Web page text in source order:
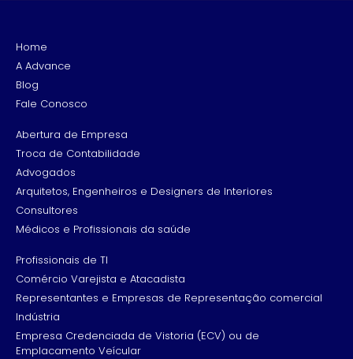
Home
A Advance
Blog
Fale Conosco
Abertura de Empresa
Troca de Contabilidade
Advogados
Arquitetos, Engenheiros e Designers de Interiores
Consultores
Médicos e Profissionais da saúde
Profissionais de TI
Comércio Varejista e Atacadista
Representantes e Empresas de Representação comercial
Indústria
Empresa Credenciada de Vistoria (ECV) ou de
Emplacamento Veícular